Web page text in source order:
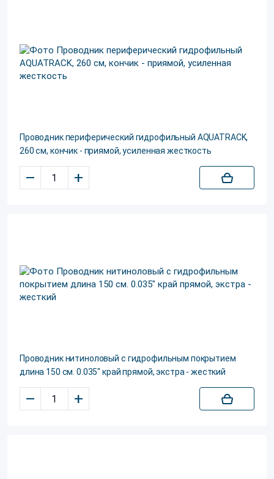
Проводник периферический гидрофильный AQUATRACK,
260 см, кончик - приямой, усиленная жесткость
– +
Проводник нитиноловый с гидрофильным покрытием
длина 150 см. 0.035" край прямой, экстра - жесткий
– +